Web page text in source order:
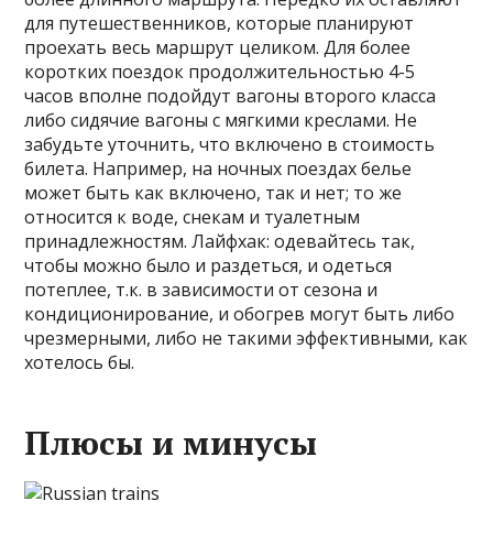
для путешественников, которые планируют
проехать весь маршрут целиком. Для более
коротких поездок продолжительностью 4-5
часов вполне подойдут вагоны второго класса
либо сидячие вагоны с мягкими креслами. Не
забудьте уточнить, что включено в стоимость
билета. Например, на ночных поездах белье
может быть как включено, так и нет; то же
относится к воде, снекам и туалетным
принадлежностям. Лайфхак: одевайтесь так,
чтобы можно было и раздеться, и одеться
потеплее, т.к. в зависимости от сезона и
кондиционирование, и обогрев могут быть либо
чрезмерными, либо не такими эффективными, как
хотелось бы.
Плюсы и минусы